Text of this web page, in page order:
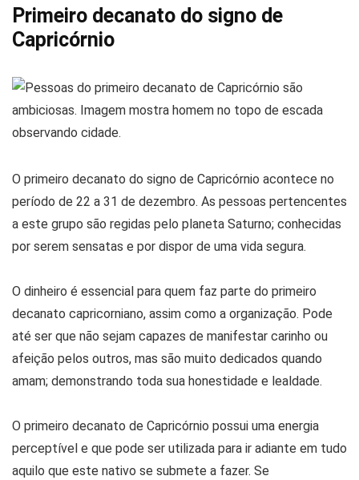
Primeiro decanato do signo de
Capricórnio
O primeiro decanato do signo de Capricórnio acontece no
período de 22 a 31 de dezembro. As pessoas pertencentes
a este grupo são regidas pelo planeta Saturno; conhecidas
por serem sensatas e por dispor de uma vida segura.
O dinheiro é essencial para quem faz parte do primeiro
decanato capricorniano, assim como a organização. Pode
até ser que não sejam capazes de manifestar carinho ou
afeição pelos outros, mas são muito dedicados quando
amam; demonstrando toda sua honestidade e lealdade.
O primeiro decanato de Capricórnio possui uma energia
perceptível e que pode ser utilizada para ir adiante em tudo
aquilo que este nativo se submete a fazer. Se